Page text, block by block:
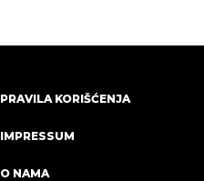
PRAVILA KORIŠĆENJA
IMPRESSUM
O NAMA